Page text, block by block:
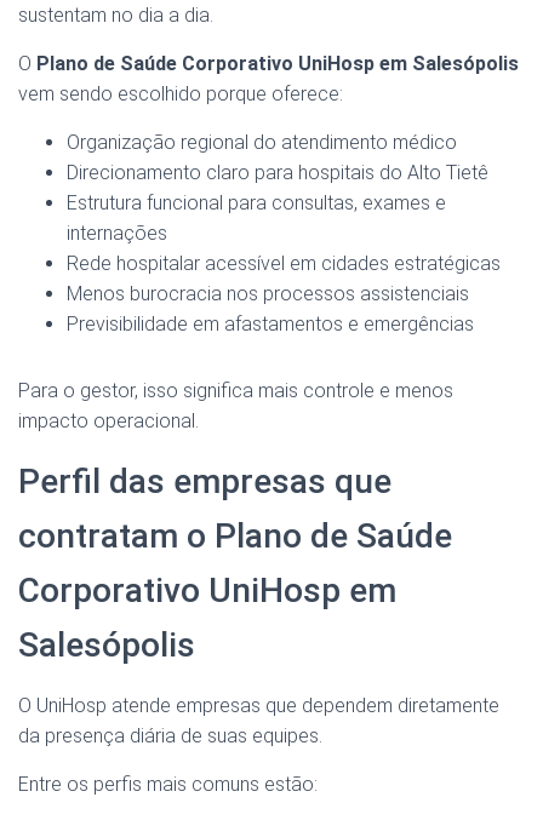
sustentam no dia a dia.
O Plano de Saúde Corporativo UniHosp em Salesópolis
vem sendo escolhido porque oferece:
Organização regional do atendimento médico
Direcionamento claro para hospitais do Alto Tietê
Estrutura funcional para consultas, exames e
internações
Rede hospitalar acessível em cidades estratégicas
Menos burocracia nos processos assistenciais
Previsibilidade em afastamentos e emergências
Para o gestor, isso significa mais controle e menos
impacto operacional.
Perfil das empresas que
contratam o Plano de Saúde
Corporativo UniHosp em
Salesópolis
O UniHosp atende empresas que dependem diretamente
da presença diária de suas equipes.
Entre os perfis mais comuns estão: